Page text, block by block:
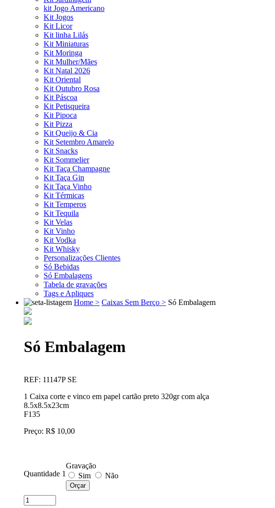
kit Jogo Americano
Kit Jogos
Kit Licor
Kit linha Lilás
Kit Miniaturas
Kit Moringa
Kit Mulher/Mães
Kit Natal 2026
Kit Oriental
Kit Outubro Rosa
Kit Páscoa
Kit Petisqueira
Kit Pipoca
Kit Pizza
Kit Queijo & Cia
Kit Setembro Amarelo
Kit Snacks
Kit Sommelier
Kit Taça Champagne
Kit Taça Gin
Kit Taça Vinho
Kit Térmicas
Kit Temperos
Kit Tequila
Kit Velas
Kit Vinho
Kit Vodka
Kit Whisky
Personalizações Clientes
Só Bebidas
Só Embalagens
Tabela de gravações
Tags e Apliques
Home > Caixas Sem Berço > Só Embalagem
Só Embalagem
REF: 11147P SE
1 Caixa corte e vinco em papel cartão preto 320gr com alça
8.5x8.5x23cm
F135
Preço: R$ 10,00
Quantidade 1
Gravação
Sim
Não